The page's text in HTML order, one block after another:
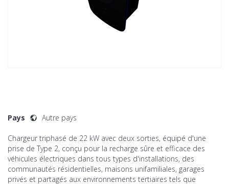
Pays Autre pays
Chargeur triphasé de 22 kW avec deux sorties, équipé d'une
prise de Type 2, conçu pour la recharge sûre et efficace des
véhicules électriques dans tous types d'installations, des
communautés résidentielles, maisons unifamiliales, garages
privés et partagés aux environnements tertiaires tels que